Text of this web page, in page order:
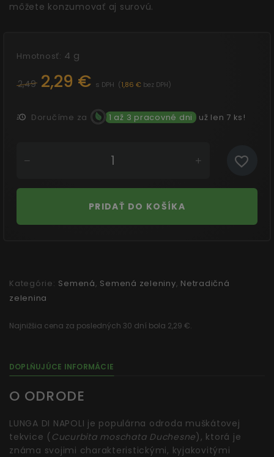
môžete konzumovať aj surovú.
Hmotnosť: 4 g
2,49 2,29 € s DPH (1,86 € bez DPH)
Doručíme za 1 až 3 pracovné dni už len 7 ks!
PRIDAŤ DO KOŠÍKA
Kategórie: Semená, Semená zeleniny, Netradičná
zelenina
Najnižšia cena za posledných 30 dní bola 2,29 €.
DOPLŇUJÚCE INFORMÁCIE
O ODRODE
LUNGA DI NAPOLI je populárna odroda muškátovej
tekvice ( Cucurbita moschata Duchesne), ktorá je
známa svojimi charakteristickými, kyjakovitými